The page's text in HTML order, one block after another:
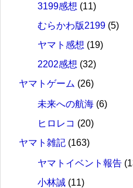
3199感想 (11)
むらかわ版2199 (5)
ヤマト感想 (19)
2202感想 (32)
ヤマトゲーム (26)
未来への航海 (6)
ヒロレコ (20)
ヤマト雑記 (163)
ヤマトイベント報告
小林誠 (11)